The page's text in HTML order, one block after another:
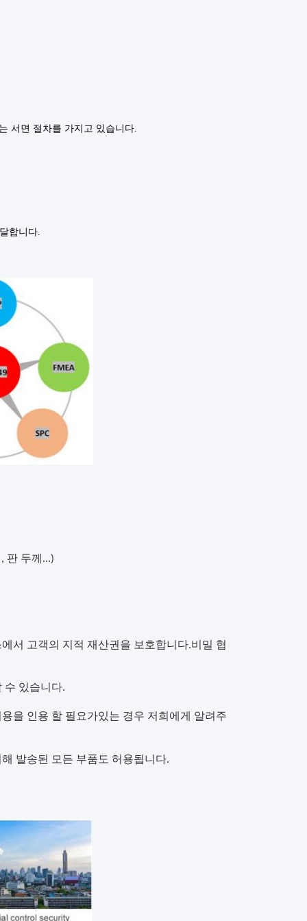
서면 절차를 가지고 있습니다.
합니다.
판 두께...)
서 고객의 지적 재산권을 보호합니다.비밀 협
수 있습니다.
을 인용 할 필요가있는 경우 저희에게 알려주
발송된 모든 부품도 허용됩니다.